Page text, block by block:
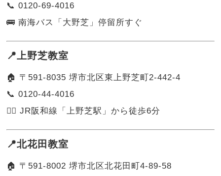
📞 0120-69-4016
🚌 南海バス「大野芝」停留所すぐ
📍上野芝教室
🏠 〒591-8035 堺市北区東上野芝町2-442-4
📞 0120-44-4016
🚶‍♂️ JR阪和線「上野芝駅」から徒歩6分
📍北花田教室
🏠 〒591-8002 堺市北区北花田町4-89-58